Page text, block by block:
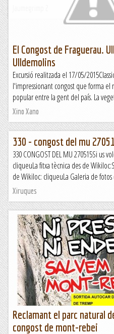
El Congost de Fraguerau.
Ulldemolins
Excursió realitzada el 17/05/
l'impressionant congost que forma
popular entre la gent del país. La
Xino Xano
330 - congost del mu
330 CONGOST DEL MU 270515Si us
cliqueuLa fitxa tècnica des de
de Wikiloc: cliqueuLa Galeria de fotos
Xiruques
Reclamant el parc natural
congost de mont-rebei